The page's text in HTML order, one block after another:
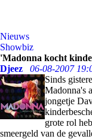
Nieuws
Showbiz
'Madonna kocht
Djeez
06-08-2007
Sinds
Madonna's
jongetje
grote rol
smeergeld van de